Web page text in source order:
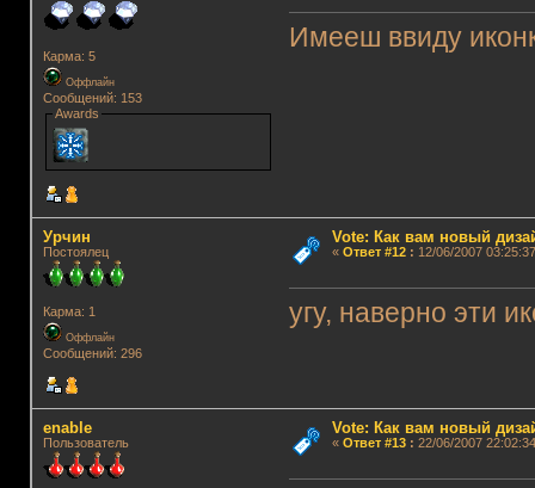
Карма: 5
Оффлайн
Сообщений: 153
Awards
Имееш ввиду
Урчин
Постоялец
Карма: 1
Оффлайн
Сообщений: 296
Vote: Как вам новый
« Ответ #12: 12/06/2007
угу, наверно эти
enable
Пользователь
Vote: Как вам новый
« Ответ #13: 22/06/2007